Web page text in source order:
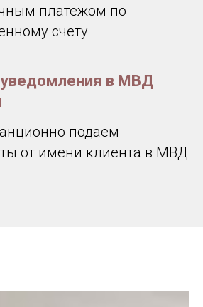
платежом по
счету
уведомления в МВД
подаем
от имени клиента в МВД